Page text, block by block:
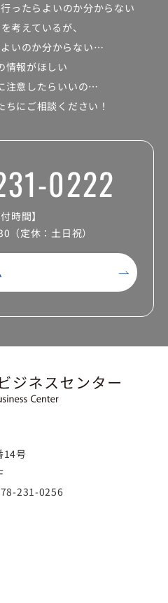
ったらよいのか分からない
考えているが、
いのか分からない…
情報がほしい
注意したらいいの…
にご相談ください！
0222
付時間】
（定休：土日祝）
14号
231-0256